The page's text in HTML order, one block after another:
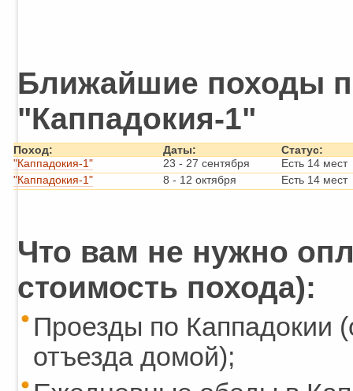
Ближайшие походы
"Каппадокия-1"
Поход: Даты:
Статус:
"Каппадокия-1"
23 - 27 сентября
Есть 14 мест
"Каппадокия-1"
8 - 12 октября Есть 14 мест
Что вам не нужно
стоимость похода):
Проезды по Каппадокии
отъезда домой);